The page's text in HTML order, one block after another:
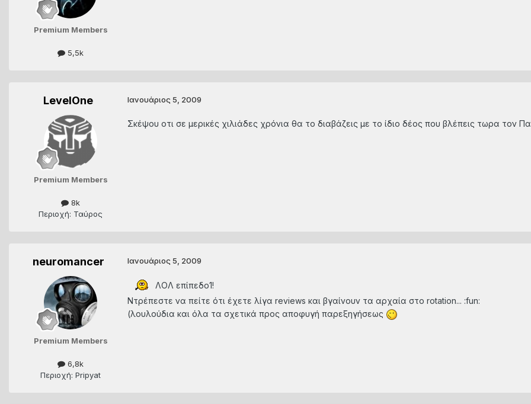
Premium Members
5,5k
LevelOne
Premium Members
8k
Περιοχή: Ταύρος
Ιανουάριος 5, 2009
Σκέψου οτι σε μερικές χιλιάδες χρόνια θα το διαβάζεις με το ίδιο δέος που βλέπεις τωρα τον
neuromancer
Premium Members
6,8k
Περιοχή: Pripyat
Ιανουάριος 5, 2009
ΛΟΛ επίπεδο1!
Ντρέπεστε να πείτε ότι έχετε λίγα reviews και βγαίνουν τα αρχαία στο rotation... :fun:
(λουλούδια και όλα τα σχετικά προς αποφυγή παρεξηγήσεως